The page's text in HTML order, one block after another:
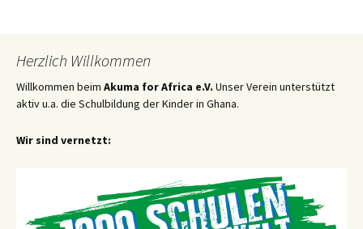
Herzlich Willkommen
Willkommen beim Akuma for Africa e.V. Unser Verein unterstützt
aktiv u.a. die Schulbildung der Kinder in Ghana.
Wir sind vernetzt: